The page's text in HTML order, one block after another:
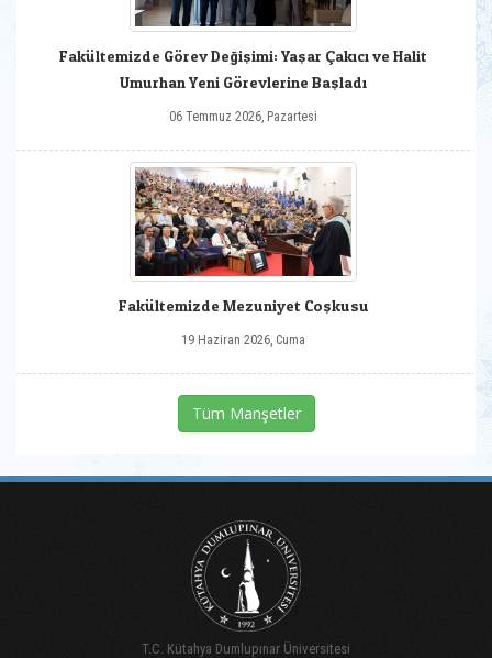
Fakültemizde Görev Değişimi: Yaşar Çakıcı ve Halit
Umurhan Yeni Görevlerine Başladı
06 Temmuz 2026, Pazartesi
Fakültemizde Mezuniyet Coşkusu
19 Haziran 2026, Cuma
Tüm Manşetler
T.C. Kütahya Dumlupınar Üniversitesi